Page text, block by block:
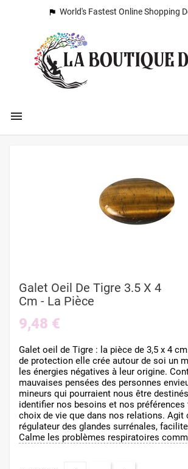
 World's Fastest Online Shopping

Galet Oeil De Tigre 3.5 X 4
Cm - La Pièce
9,48 €
Galet oeil de Tigre : la pièce de 3,5 x 4
de protection elle crée autour de soi un
les énergies négatives à leur origine.
mauvaises pensées des personnes
mineurs qui pourraient nous être
identifier nos besoins et nos préférences
choix de vie que dans nos relations. Agit
régulateur des glandes surrénales,
Calme les problèmes respiratoires